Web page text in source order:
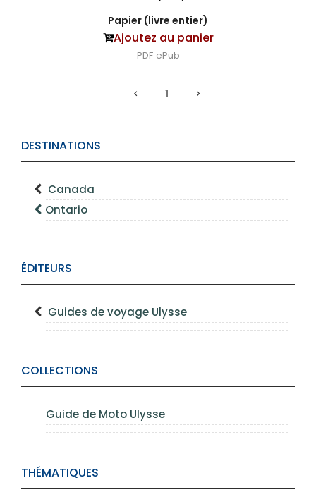
DESTINATIONS
Canada
Ontario
ÉDITEURS
Guides de voyage Ulysse
COLLECTIONS
Guide de Moto Ulysse
THÉMATIQUES
Papier (livre entier)
Ajoutez au panier
PDF ePub
1